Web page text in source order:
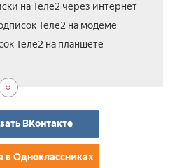
на Теле2 через интернет
Теле2 на модеме
Теле2 на планшете
ВКонтакте
в Одноклассниках